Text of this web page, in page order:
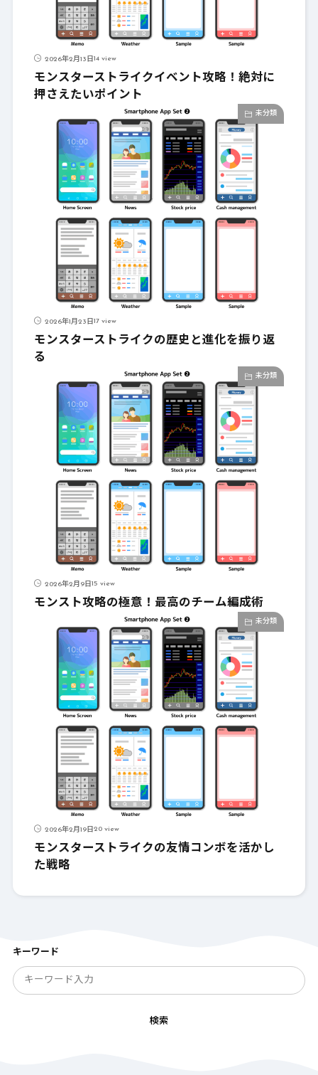
2026年2月13日14 view
モンスターストライクイベント攻略！絶対に
押さえたいポイント
未分類
2026年1月23日17 view
モンスターストライクの歴史と進化を振り返
る
未分類
2026年2月9日15 view
モンスト攻略の極意！最高のチーム編成術
未分類
2026年2月19日20 view
モンスターストライクの友情コンボを活かし
た戦略
キーワード
検索